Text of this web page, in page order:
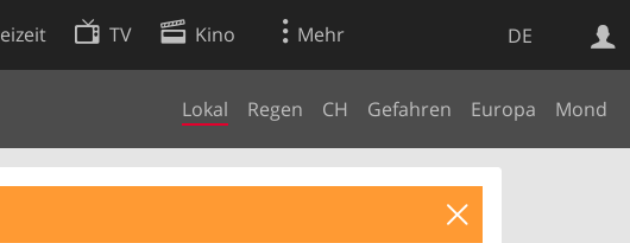
DE
TV Kino Mehr
Lokal Regen CH Gefahren Europa Mond
Websuche